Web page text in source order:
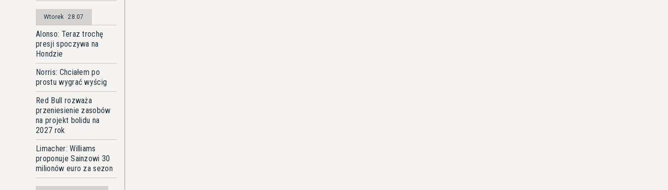
Wtorek 28.07
Alonso: Teraz trochę
presji spoczywa na
Hondzie
Norris: Chciałem po
prostu wygrać wyścig
Red Bull rozważa
przeniesienie zasobów
na projekt bolidu na
2027 rok
Limacher: Williams
proponuje Sainzowi 30
milionów euro za sezon